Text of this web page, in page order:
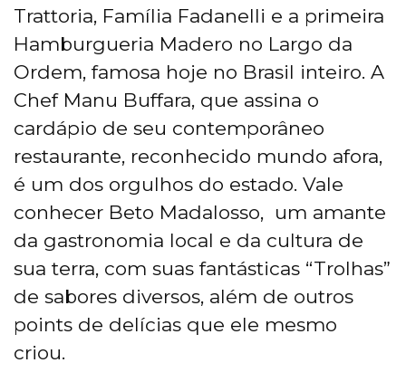
Trattoria, Família Fadanelli e a primeira
Hamburgueria Madero no Largo da
Ordem, famosa hoje no Brasil inteiro. A
Chef Manu Buffara, que assina o
cardápio de seu contemporâneo
restaurante, reconhecido mundo afora,
é um dos orgulhos do estado. Vale
conhecer Beto Madalosso, um amante
da gastronomia local e da cultura de
sua terra, com suas fantásticas “Trolhas”
de sabores diversos, além de outros
points de delícias que ele mesmo
criou.